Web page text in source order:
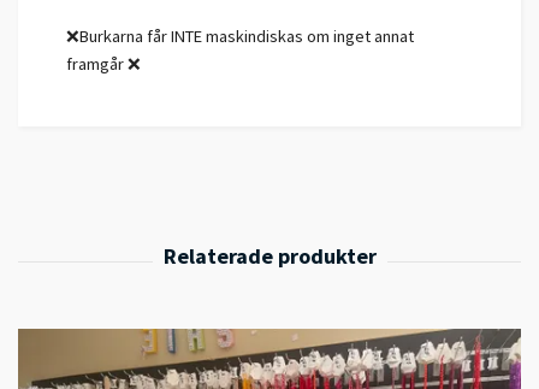
❌Burkarna får INTE maskindiskas om inget annat
framgår ❌